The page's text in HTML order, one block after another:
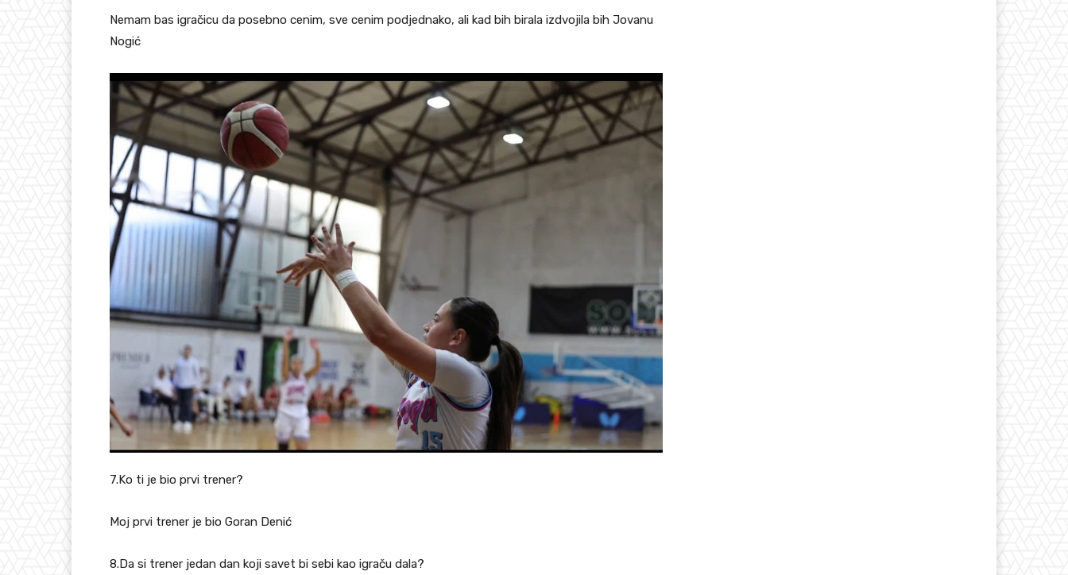
Nemam bas igračicu da posebno cenim, sve cenim podjednako, ali kad bih birala izdvojila bih Jovanu
Nogić
7.Ko ti je bio prvi trener?
Moj prvi trener je bio Goran Denić
8.Da si trener jedan dan koji savet bi sebi kao igraču dala?